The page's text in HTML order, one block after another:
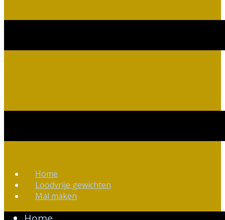
Home
Loodvrije gewichten
Mal maken